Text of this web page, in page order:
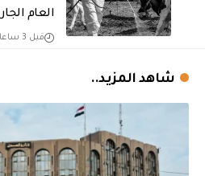
العام
قبل 3 ساعات
شاهد المزيد..